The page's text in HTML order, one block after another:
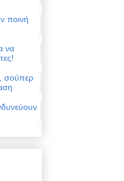
ποινή
να
σούπερ